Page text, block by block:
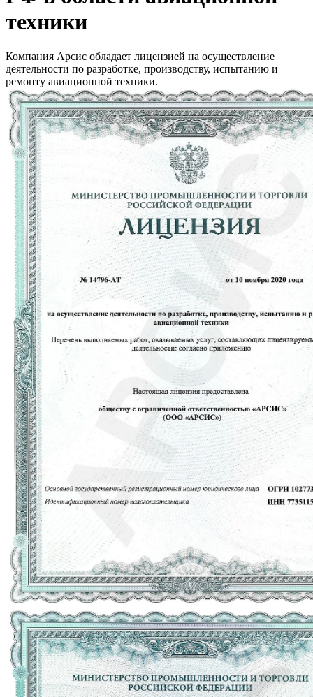
техники
Компания Арсис обладает лицензией на осуществление
деятельности по разработке, производству, испытанию и
ремонту авиационной техники.